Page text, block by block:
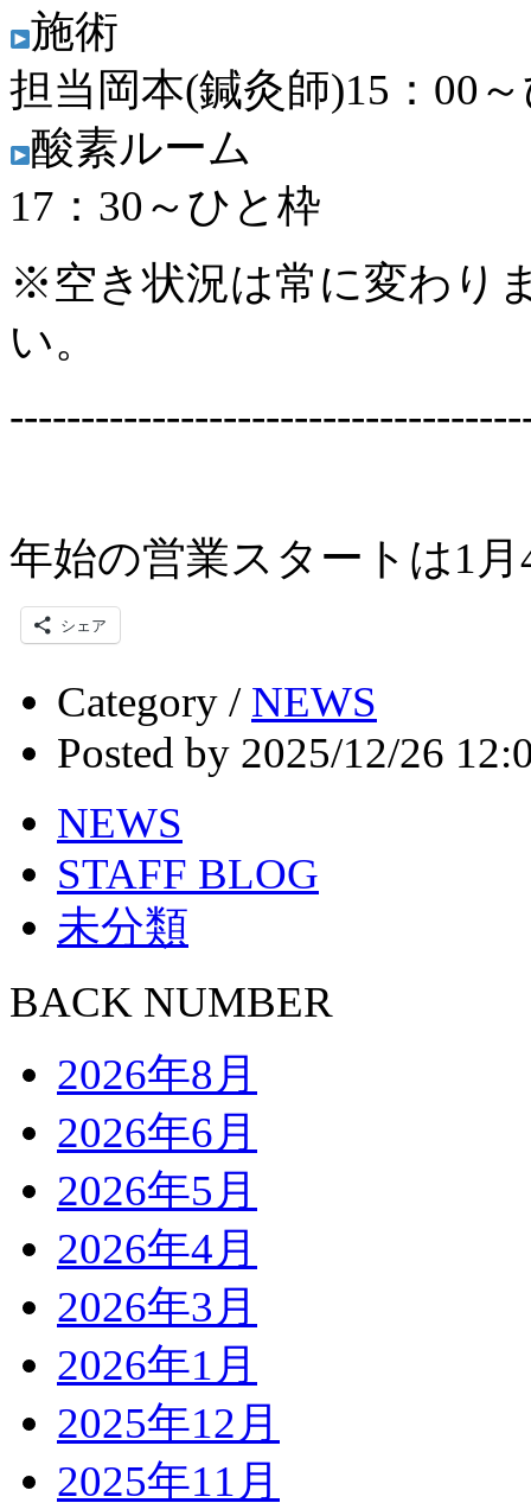
施術
担当岡本(鍼灸師)15：00
酸素ルーム
17：30～ひと枠
※空き状況は常に変わり
い。
年始の営業スタートは1
シェア
Category / NEWS
Posted by 2025/12/26
NEWS
STAFF BLOG
未分類
BACK NUMBER
2026年8月
2026年6月
2026年5月
2026年4月
2026年3月
2026年1月
2025年12月
2025年11月